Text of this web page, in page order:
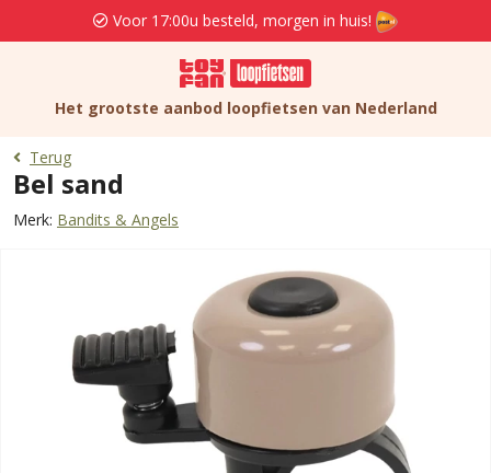
Voor 17:00u besteld, morgen in huis!
Het grootste aanbod loopfietsen van Nederland
Terug
Bel sand
Merk: Bandits & Angels